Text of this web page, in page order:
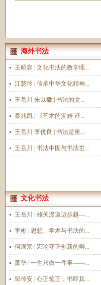
海外书法
王昭容 | 文化书法的教学理...
江慧玲 | 传承中华文化精神...
王岳川 朱以撒 | 书法的文...
秦兆凯 | 《艺术的灾难 译...
王岳川 李优良 | 书法是重...
王岳川 | 书法中国与书法世...
文化书法
王岳川 | 雄关漫道迈步越—...
李彬 | 思想、学术与书法的...
何满宗 | 宏论守正创新的辩...
萧华 | 一生只做一件事——...
邹传安 | 心正笔正，书即其...